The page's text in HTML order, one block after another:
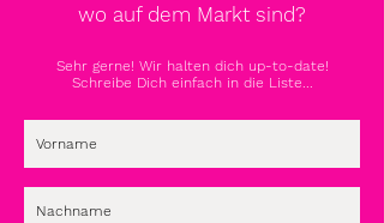
wo auf dem Markt sind?
Sehr gerne! Wir halten dich up-to-date!
Schreibe Dich einfach in die Liste...